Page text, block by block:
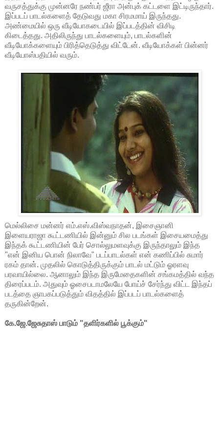
வருசத்துக்கு முன்னரே நண்பர் ஜீரா அன்புக் கட்டளை இட்டிருந்தார்.
இப்படப் பாடல்களைத் தேடுவது மகா சிரமமாய் இருந்தது.
அண்மையில் ஒரு வீடியோகடையில் இப்படத்தின் விசிடி
கிடைத்தது. அதிலிருந்து பாடல்களையும், பாடல்களின்
வீடியோக்களையும் பிரித்தெடுத்து விட்டேன். வீடியோக்கள் பின்னர்
வீடியோஸ்பதியில் வரும்.
மெல்லிசை மன்னர் எம்.எஸ்.விஸ்வநாதன், இசைஞானி
இளையராஜா கூட்டணியில் இன்னும் சில படங்கள் இசையமைத்து
இந்தக் கூட்டணியின் பேர் சொல்லுமளவுக்கு இருந்தாலும் இந்த
"என் இனிய பொன் நிலாவே" படப்பாடல்கள் என் கணிப்பில் சுமார்
ரகம் தான். முதலில் கொடுத்திருக்கும் பாடல் மட்டும் ஓரளவு
பரவாயில்லை. ஆனாலும் இந்த இருமேதைகளின் சங்கமத்தில் வந்த
திரைப்படம். அதுவும் ஓசைபடாமலேயே போய்ச் சேர்ந்து விட்ட இந்தப்
படத்தை ஞாபகப்படுத்தும் விதத்தில் இப்படப் பாடல்களைத்
தருகின்றேன்.
கே.ஜே.ஜேசுதாஸ் பாடும் "தளிர்களில் பூக்கும்"